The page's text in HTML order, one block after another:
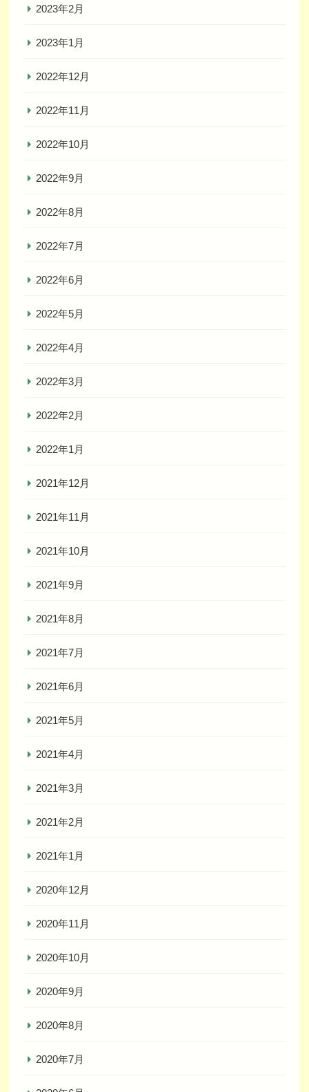
2023年2月
2023年1月
2022年12月
2022年11月
2022年10月
2022年9月
2022年8月
2022年7月
2022年6月
2022年5月
2022年4月
2022年3月
2022年2月
2022年1月
2021年12月
2021年11月
2021年10月
2021年9月
2021年8月
2021年7月
2021年6月
2021年5月
2021年4月
2021年3月
2021年2月
2021年1月
2020年12月
2020年11月
2020年10月
2020年9月
2020年8月
2020年7月